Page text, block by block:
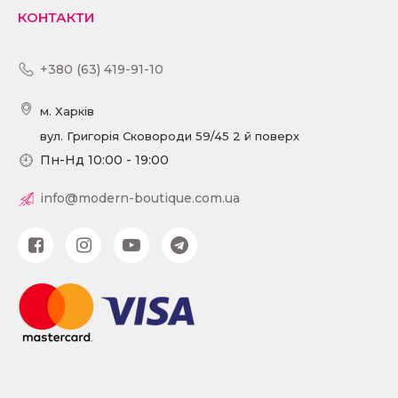
КОНТАКТИ
+380 (63) 419-91-10
м. Харків
вул. Григорія Сковороди 59/45 2 й поверх
Пн-Нд 10:00 - 19:00
info@modern-boutique.com.ua